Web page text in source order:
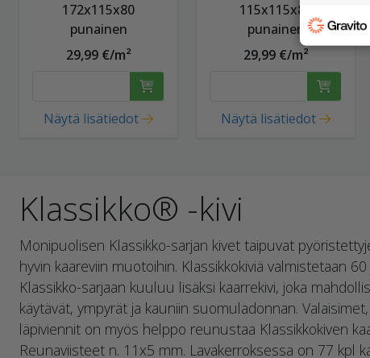
172x115x80
punainen
29,99 €/m²
Näytä lisätiedot
115x115x80
punainen
29,99 €/m²
Näytä lisätiedot
Klassikko® -kivi
Monipuolisen Klassikko-sarjan kivet taipuvat
hyvin kaareviin muotoihin. Klassikkokiviä valmistetaan
Klassikko-sarjaan kuuluu lisäksi kaarrekivi, joka
käytävät, ympyrät ja kauniin suomuladonnan.
läpiviennit on myös helppo reunustaa Klassikkokiven
Reunaviisteet n. 11x5 mm. Lavakerroksessa on 77 kpl